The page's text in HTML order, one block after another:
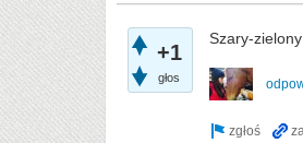
+1
głos
Szary-